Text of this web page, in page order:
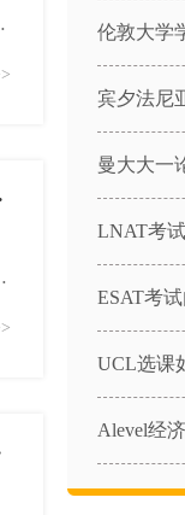
辅导
辅导
曼大大一
LNAT考
ESAT考
Alevel经